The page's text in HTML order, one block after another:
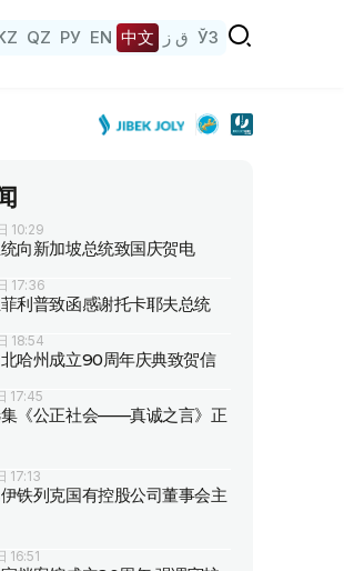
QZ РУ EN 中文 ق ز ЎЗ
10:29
向新加坡总统致国庆贺电
17:36
利普致函感谢托卡耶夫总统
18:54
哈州成立90周年庆典致贺信
17:45
《公正社会——真诚之言》正
17:13
铁列克国有控股公司董事会主
16:51